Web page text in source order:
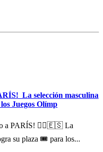
La selección masculina
Juegos Olímp
a PARÍS! 🤾‍♂🇪🇸 La
su plaza 🎟️ para los...